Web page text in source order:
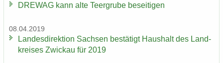
DRE­WAG kann alte Teergru­be be­sei­ti­gen
08.04.2019
Lan­des­di­rek­ti­on Sach­sen be­stä­tigt Haus­halt des Land­
krei­ses Zwi­ckau für 2019